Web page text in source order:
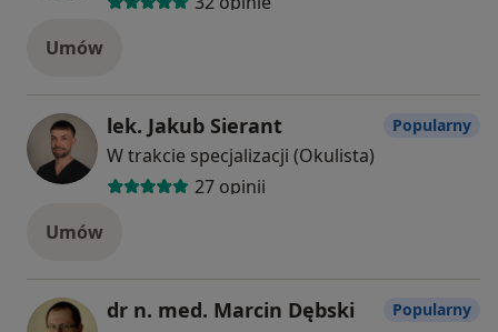
Umów
lek. Jakub Sierant
W trakcie specjalizacji (Okulista)
27 opinii
Popularny
Umów
dr n. med. Marcin Dębski Popularny